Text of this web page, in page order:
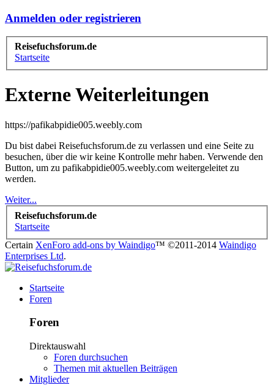
Anmelden oder registrieren
Reisefuchsforum.de
Startseite
Externe Weiterleitungen
https://pafikabpidie005.weebly.com
Du bist dabei Reisefuchsforum.de zu verlassen und eine Seite zu
besuchen, über die wir keine Kontrolle mehr haben. Verwende den
Button, um zu pafikabpidie005.weebly.com weitergeleitet zu
werden.
Weiter...
Reisefuchsforum.de
Startseite
Certain XenForo add-ons by Waindigo™ ©2011-2014 Waindigo
Enterprises Ltd.
Startseite
Foren
Foren
Direktauswahl
Foren durchsuchen
Themen mit aktuellen Beiträgen
Mitglieder